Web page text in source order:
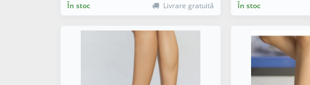
În stoc Livrare gratuită În stoc